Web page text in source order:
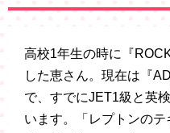
高校1年生の時に『
した恵さん。現在は『
で、すでにJET1級と英検
います。「レプトンの